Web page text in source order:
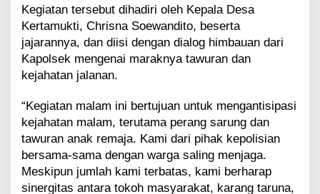
a
m
a
n
a
n
i
a
y
a
h
Kegiatan tersebut dihadiri oleh Kepala Desa
Kertamukti, Chrisna Soewandito, beserta
jajarannya, dan diisi dengan dialog himbauan dari
Kapolsek mengenai maraknya tawuran dan
kejahatan jalanan.
“Kegiatan malam ini bertujuan untuk mengantisipasi
kejahatan malam, terutama perang sarung dan
tawuran anak remaja. Kami dari pihak kepolisian
bersama-sama dengan warga saling menjaga.
Meskipun jumlah kami terbatas, kami berharap
sinergitas antara tokoh masyarakat, karang taruna,